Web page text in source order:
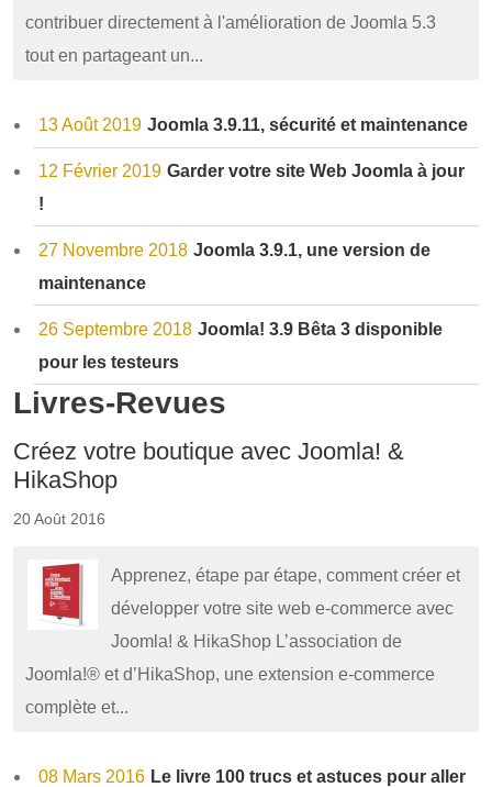
contribuer directement à l'amélioration de Joomla 5.3
tout en partageant un...
13 Août 2019 Joomla 3.9.11, sécurité et maintenance
12 Février 2019 Garder votre site Web Joomla à jour
!
27 Novembre 2018 Joomla 3.9.1, une version de
maintenance
26 Septembre 2018 Joomla! 3.9 Bêta 3 disponible
pour les testeurs
Livres-Revues
Créez votre boutique avec Joomla! &
HikaShop
20 Août 2016
Apprenez, étape par étape, comment créer et
développer votre site web e-commerce avec
Joomla! & HikaShop L’association de
Joomla!® et d’HikaShop, une extension e-commerce
complète et...
08 Mars 2016 Le livre 100 trucs et astuces pour aller